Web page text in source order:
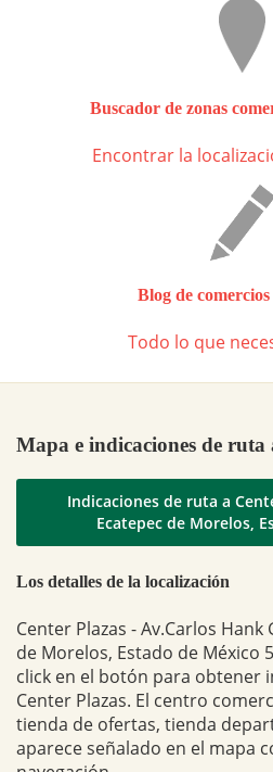
Buscador de zonas
Encontrar la
Blog de
Todo lo que
Mapa e indicaciones de ruta
Indicaciones de ruta a
Ecatepec de Morelos,
Los detalles de la localización
Center Plazas - Av.Carlos Hank
de Morelos, Estado de México
click en el botón para obtener
Center Plazas. El centro
tienda de ofertas, tienda
aparece señalado en el mapa